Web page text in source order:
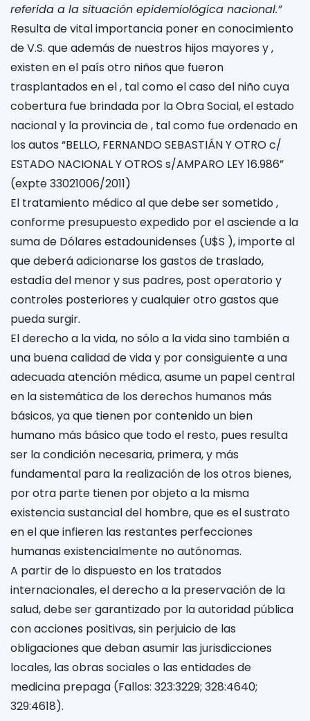
referida a la situación epidemiológica nacional.”
Resulta de vital importancia poner en conocimiento
de V.S. que además de nuestros hijos mayores y,
existen en el país otro niños que fueron
trasplantados en el, tal como el caso del niñocuya
cobertura fue brindada por la Obra Social, el estado
nacional y la provincia de, tal como fue ordenado en
los autos “BELLO, FERNANDO SEBASTIÁN Y OTRO c/
ESTADO NACIONAL Y OTROS s/AMPARO LEY 16.986”
(expte 33021006/2011)
El tratamiento médico al que debe ser sometido,
conforme presupuesto expedido por elasciende a la
suma de Dólares estadounidenses (U$S ), importe al
que deberá adicionarse los gastos de traslado,
estadía del menor y sus padres, post operatorio y
controles posteriores y cualquier otro gastos que
pueda surgir.
El derecho a la vida, no sólo a la vida sino también a
una buena calidad de vida y por consiguiente a una
adecuada atención médica, asume un papel central
en la sistemática de los derechos humanos más
básicos, ya que tienen por contenido un bien
humano más básico que todo el resto, pues resulta
ser la condición necesaria, primera, y más
fundamental para la realización de los otros bienes,
por otra parte tienen por objeto a la misma
existencia sustancial del hombre, que es el sustrato
en el que infieren las restantes perfecciones
humanas existencialmente no autónomas.
A partir de lo dispuesto en los tratados
internacionales, el derecho a la preservación de la
salud, debe ser garantizado por la autoridad pública
con acciones positivas, sin perjuicio de las
obligaciones que deban asumir las jurisdicciones
locales, las obras sociales o las entidades de
medicina prepaga (Fallos: 323:3229; 328:4640;
329:4618).